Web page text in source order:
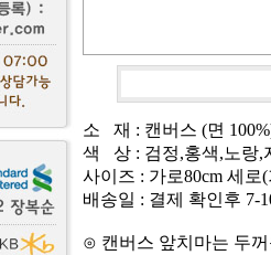
소 재 : 캔버스 (면
색 상 : 검정,홍색,노랑,
사이즈 : 가로80cm 세로
배송일 : 결제 확인후 7-
⊙ 캔버스 앞치마는 두